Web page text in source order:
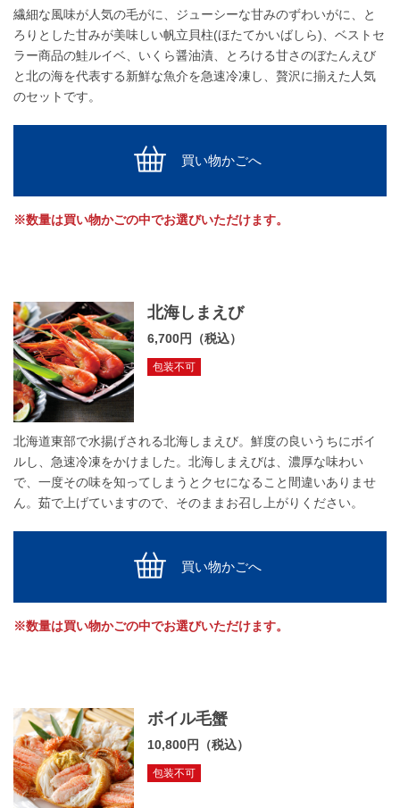
繊細な風味が人気の毛がに、ジューシーな甘みのずわいがに、と
ろりとした甘みが美味しい帆立貝柱(ほたてかいばしら)、ベストセ
ラー商品の鮭ルイベ、いくら醤油漬、とろける甘さのぼたんえび
と北の海を代表する新鮮な魚介を急速冷凍し、贅沢に揃えた人気
のセットです。
買い物かごへ
※数量は買い物かごの中でお選びいただけます。
北海しまえび
6,700円（税込）
包装不可
北海道東部で水揚げされる北海しまえび。鮮度の良いうちにボイ
ルし、急速冷凍をかけました。北海しまえびは、濃厚な味わい
で、一度その味を知ってしまうとクセになること間違いありませ
ん。茹で上げていますので、そのままお召し上がりください。
買い物かごへ
※数量は買い物かごの中でお選びいただけます。
ボイル毛蟹
10,800円（税込）
包装不可